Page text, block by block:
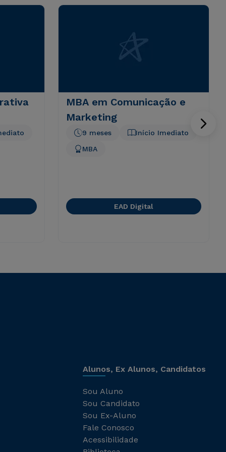
MBA em Comunicação e
Marketing
Início Imediato
9 meses
MBA
EAD Digital
Alunos, Ex Alunos, Candidatos
Sou Aluno
Sou Candidato
Sou Ex-Aluno
Fale Conosco
Acessibilidade